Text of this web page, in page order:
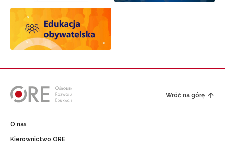
Wróć na górę
O nas
Kierownictwo ORE